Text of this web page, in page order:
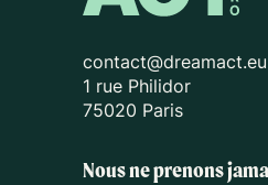
contact@dreamact.eu
1 rue Philidor
75020 Paris
Nous ne prenons